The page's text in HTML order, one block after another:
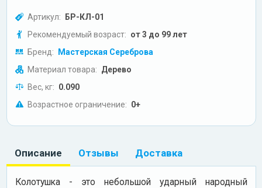
Артикул: БР-КЛ-01
Рекомендуемый возраст: от 3 до 99 лет
Бренд: Мастерская Сереброва
Материал товара: Дерево
Вес, кг: 0.090
Возрастное ограничение: 0+
Описание Отзывы Доставка
Колотушка - это небольшой ударный народный